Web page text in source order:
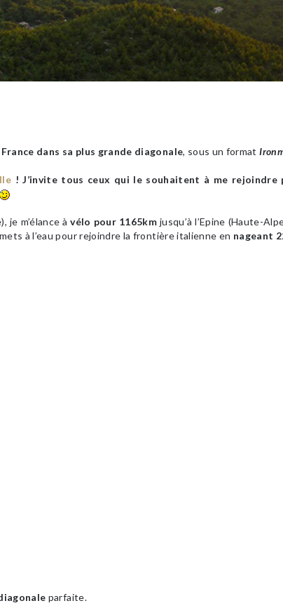
dans sa plus grande diagonale, sous un format
! J’invite tous ceux qui le souhaitent à me rejoindre
je m’élance à vélo pour 1165km jusqu’à l’Epine (Haute-
mets à l’eau pour rejoindre la frontière italienne en nageant
parfaite.